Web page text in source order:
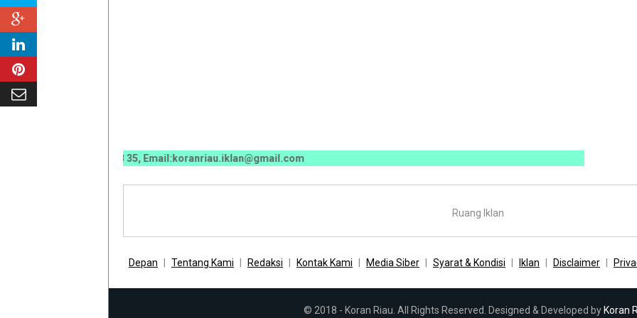
0070 / 0811 7673 35, Email:koranriau.iklan@gmail.com
Ruang Iklan
Depan Tentang Kami Redaksi Kontak Kami Media Siber Syarat & Kondisi Iklan Disclaimer
© 2018 - Koran Riau. All Rights Reserved. Designed & Developed by Koran